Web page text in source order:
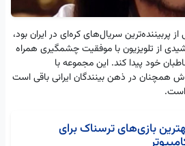
پربیننده‌ترین سریال‌های کره‌ای در ایران بود،
در میانه دهه ۸۰ خورشیدی از تلویزیون با موفقیت چشمگیری همراه
خود پیدا کند. این مجموعه با
در ذهن بینندگان ایرانی باقی است
بازی‌های ترسناک برای